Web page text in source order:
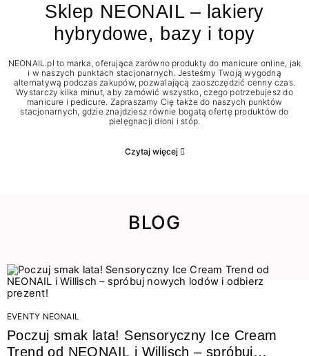
Sklep NEONAIL – lakiery
hybrydowe, bazy i topy
NEONAIL.pl to marka, oferująca zarówno produkty do manicure online, jak
i w naszych punktach stacjonarnych. Jesteśmy Twoją wygodną
alternatywą podczas zakupów, pozwalającą zaoszczędzić cenny czas.
Wystarczy kilka minut, aby zamówić wszystko, czego potrzebujesz do
manicure i pedicure. Zapraszamy Cię także do naszych punktów
stacjonarnych, gdzie znajdziesz równie bogatą ofertę produktów do
pielęgnacji dłoni i stóp.
Czytaj więcej
BLOG
EVENTY NEONAIL
Poczuj smak lata! Sensoryczny Ice Cream
Trend od NEONAIL i Willisch – spróbuj